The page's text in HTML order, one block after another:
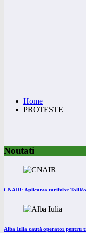
Home
PROTESTE
Noutati
CNAIR: Aplicarea tarifelor
Alba Iulia caută operator pentru